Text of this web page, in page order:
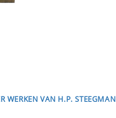
WERKEN VAN H.P. STEEGMAN